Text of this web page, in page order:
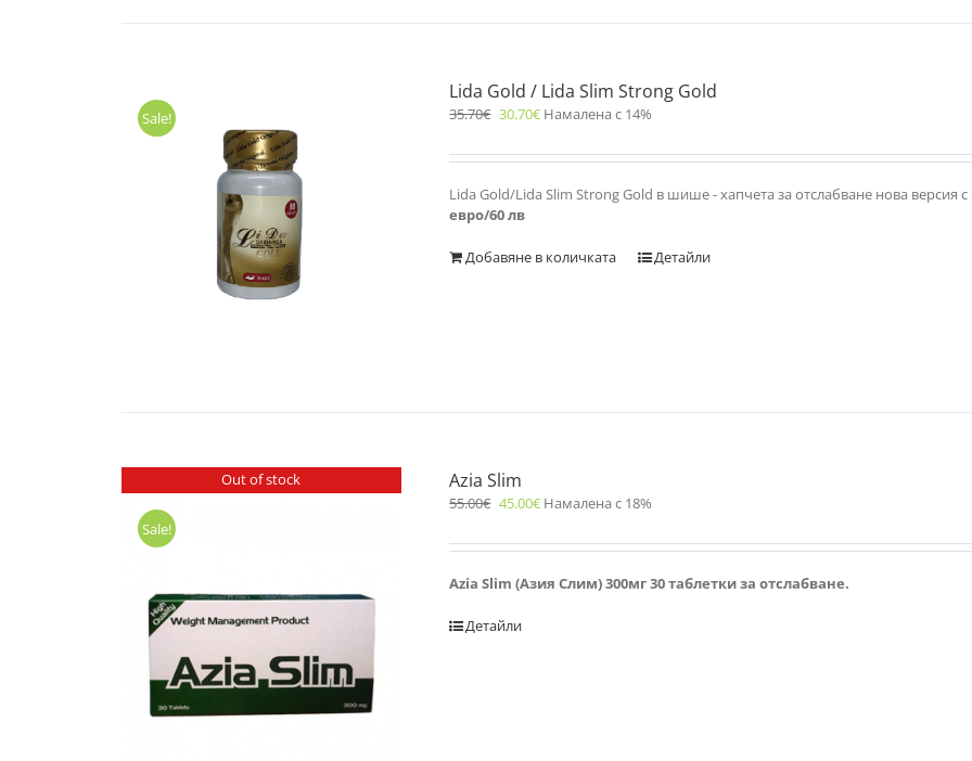
Sale!
Lida Gold / Lida Slim Strong Gold
35.70€ 30.70€ Намалена с 14%
Lida Gold/Lida Slim Strong Gold в шише - хапчета за отслабване нова версия
евро/60 лв
Добавяне в количката Детайли
Out of stock
Sale!
Azia Slim
55.00€ 45.00€ Намалена с 18%
Azia Slim (Азия Слим) 300мг 30 таблетки за отслабване.
Детайли